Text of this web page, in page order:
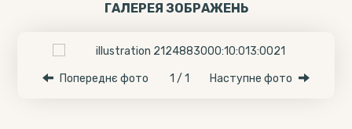
ГАЛЕРЕЯ ЗОБРАЖЕНЬ
Попереднє фото 1 / 1 Наступне фото